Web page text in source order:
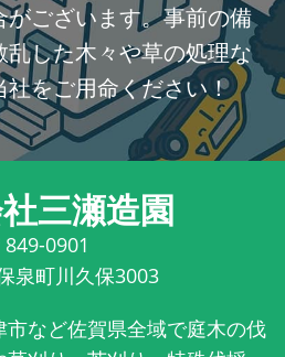
ございます。事前の備
した木々や草の処理な
社をご用命ください！
三瀬造園
849-0901
泉町川久保3003
など佐賀県全域で庭木の伐